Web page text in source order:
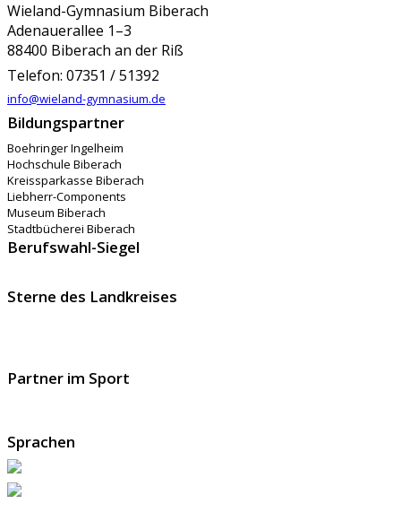
Wieland-Gymnasium Biberach
Adenauerallee 1–3
88400 Biberach an der Riß
Telefon: 07351 / 51392
info@wieland-gymnasium.de
Bildungspartner
Boehringer Ingelheim
Hochschule Biberach
Kreissparkasse Biberach
Liebherr-Components
Museum Biberach
Stadtbücherei Biberach
Berufswahl-Siegel
Sterne des Landkreises
Partner im Sport
Sprachen